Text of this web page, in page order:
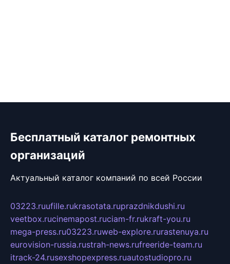
Бесплатный каталог ремонтных
организаций
Актуальный каталог компаний по всей России
03223.ruufille.rukrasotata.ruprazdnikdushi.ru
veetbox.rucinemapost.ruciam-fr.rukraft-you.ru
mega-press.ru03223.ruweb-explore.rurastenuya.ru
eurovision-russia.rustrah-news.rufreeride-team.ru
itrack-24.rusexshopexpress.ruautostudiopro.ru